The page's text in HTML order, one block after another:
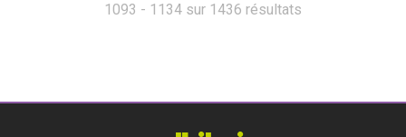
1093 - 1134 sur 1436 résultats